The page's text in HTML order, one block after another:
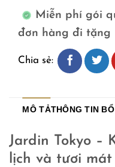
Miễn phí gói
đơn hàng đi tặng
Chia sẻ:
MÔ TẢTHÔNG TIN
Jardin Tokyo –
lịch và tươi mát